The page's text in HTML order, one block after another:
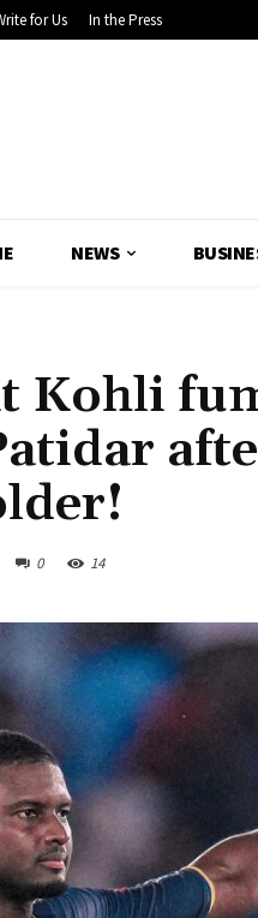
for Us In the Press
NEWS
Kohli
0 14